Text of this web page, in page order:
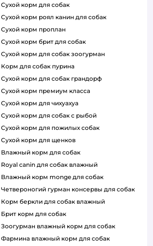
сухой корм для собак
сухой корм роял канин для собак
сухой корм проплан
сухой корм брит для собак
сухой корм для собак зоогурман
корм для собак пурина
сухой корм для собак грандорф
сухой корм премиум класса
сухой корм для чихуахуа
сухой корм для собак с рыбой
сухой корм для пожилых собак
сухой корм для щенков
влажный корм для собак
royal canin для собак влажный
влажный корм monge для собак
четвероногий гурман консервы для собак
корм беркли для собак влажный
брит корм для собак
зоогурман влажный корм для собак
фармина влажный корм для собак